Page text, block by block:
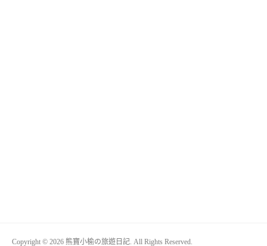
Copyright © 2026 熊寶小榆の旅遊日記. All Rights Reserved.